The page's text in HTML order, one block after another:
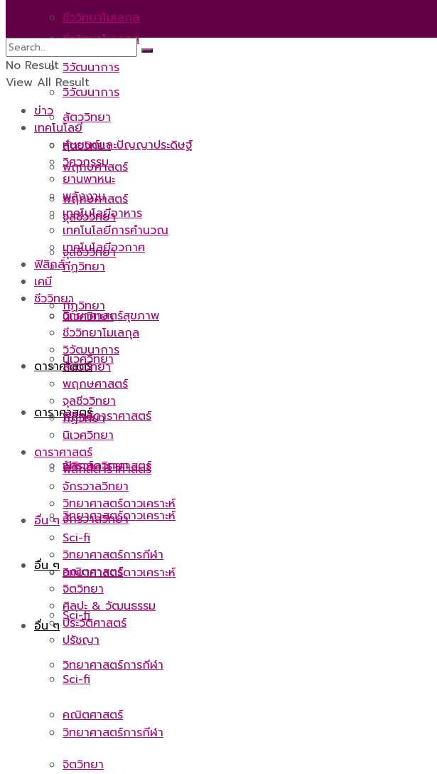
ชีววิทยาโมเลกุล
วิวัฒนาการ
สัตววิทยา
พฤกษศาสตร์
จุลชีววิทยา
กีฏวิทยา
นิเวศวิทยา
ดาราศาสตร์
ฟิสิกส์ดาราศาสตร์
จักรวาลวิทยา
วิทยาศาสตร์ดาวเคราะห์
อื่น ๆ
Sci-fi
วิทยาศาสตร์การกีฬา
ชีววิทยาโมเลกุล
วิวัฒนาการ
สัตววิทยา
พฤกษศาสตร์
จุลชีววิทยา
กีฏวิทยา
นิเวศวิทยา
ดาราศาสตร์
ฟิสิกส์ดาราศาสตร์
จักรวาลวิทยา
วิทยาศาสตร์ดาวเคราะห์
อื่น ๆ
Sci-fi
วิทยาศาสตร์การกีฬา
คณิตศาสตร์
จิตวิทยา
No Result
View All Result
ข่าว
เทคโนโลยี
หุ่นยนต์และปัญญาประดิษฐ์
วิศวกรรม
ยานพาหนะ
พลังงาน
เทคโนโลยีอาหาร
เทคโนโลยีการคำนวณ
เทคโนโลยีอวกาศ
ฟิสิกส์
เคมี
ชีววิทยา
วิทยาศาสตร์สุขภาพ
ชีววิทยาโมเลกุล
วิวัฒนาการ
สัตววิทยา
พฤกษศาสตร์
จุลชีววิทยา
กีฏวิทยา
นิเวศวิทยา
ดาราศาสตร์
ฟิสิกส์ดาราศาสตร์
จักรวาลวิทยา
วิทยาศาสตร์ดาวเคราะห์
อื่น ๆ
Sci-fi
วิทยาศาสตร์การกีฬา
คณิตศาสตร์
จิตวิทยา
ศิลปะ & วัฒนธรรม
ประวัติศาสตร์
ปรัชญา